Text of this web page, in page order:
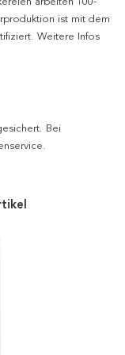
ist mit dem
Weitere Infos
Bei